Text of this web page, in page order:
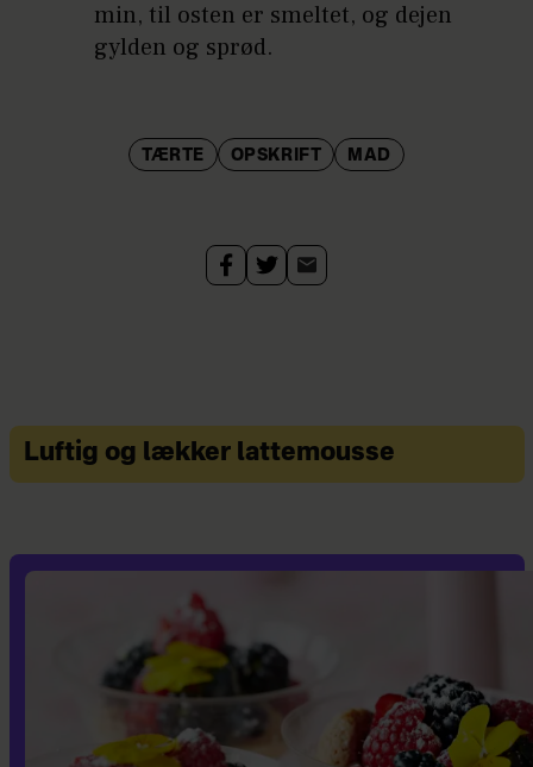
min, til osten er smeltet, og dejen
gylden og sprød.
TÆRTE OPSKRIFT MAD
Luftig og lækker lattemousse